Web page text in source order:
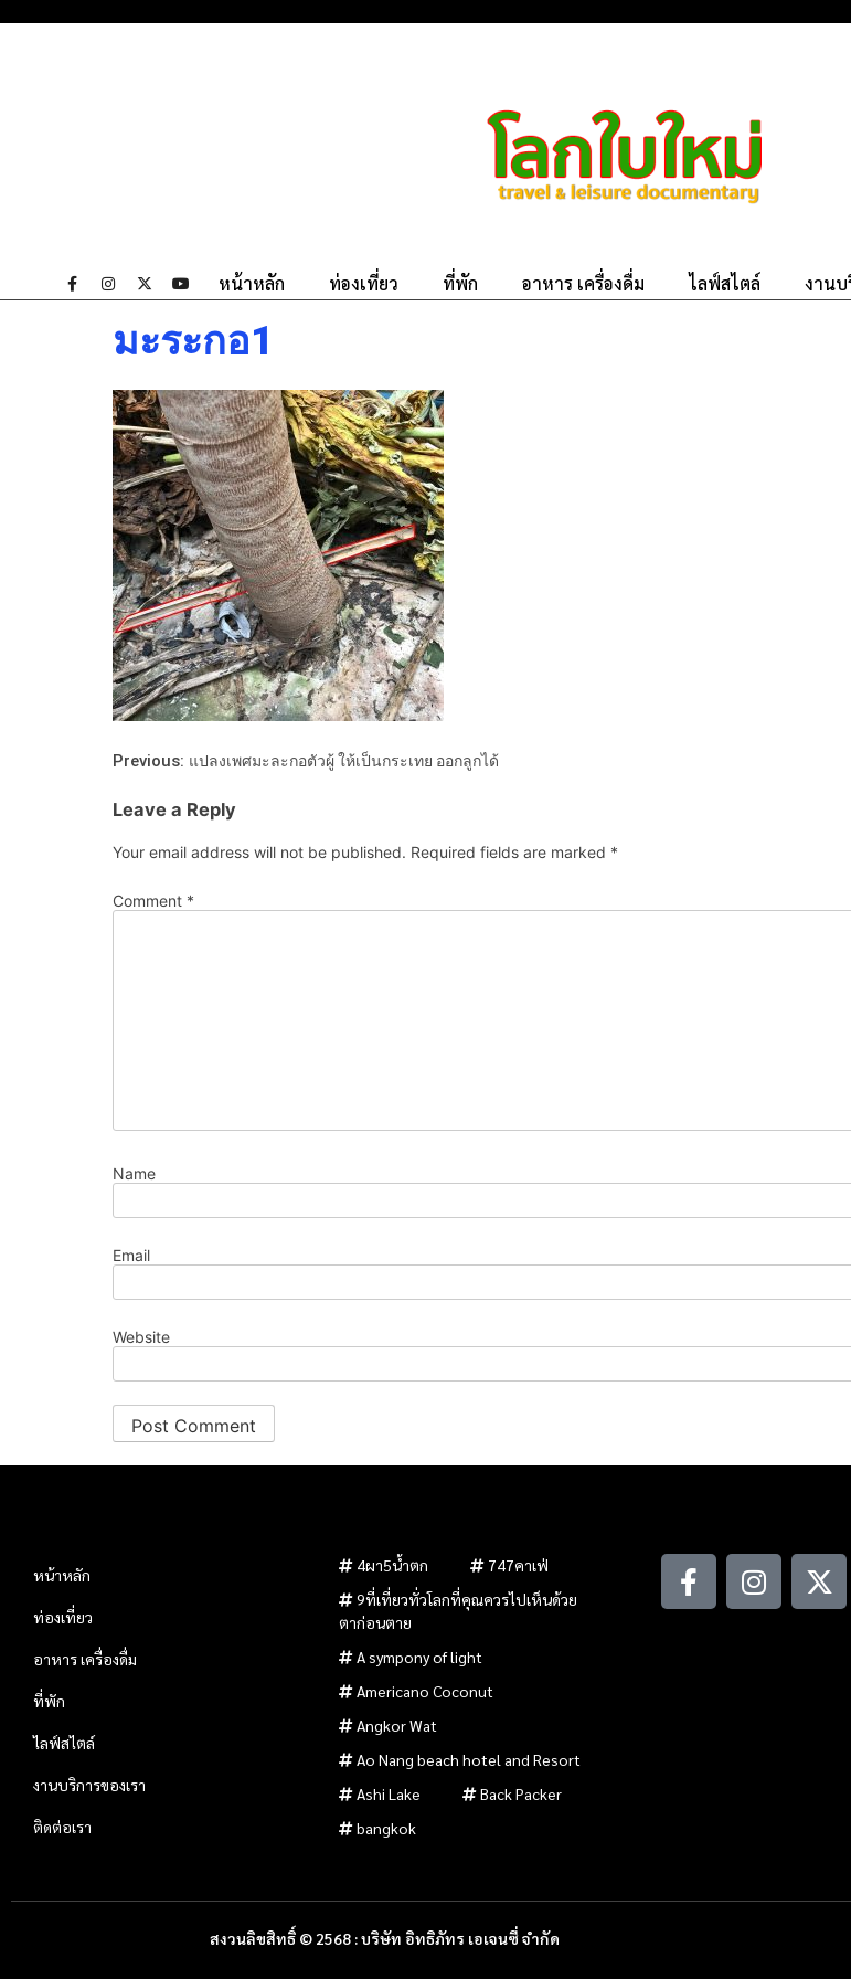
หน้าหลัก ท่องเที่ยว ที่พัก อาหาร เครื่องดื่ม ไลฟ์สไตล์ งานบ
มะระกอ1
Previous: แปลงเพศมะละกอตัวผู้ ให้เป็นกระเทย ออกลูกได้
Leave a Reply
Your email address will not be published. Required fields are marked *
Comment *
Name
Email
Website
หน้าหลัก
ท่องเที่ยว
อาหาร เครื่องดื่ม
ที่พัก
ไลฟ์สไตล์
งานบริการของเรา
ติดต่อเรา
4ผา5น้ำตก
747คาเฟ่
9ที่เที่ยวทั่วโลกที่คุณควรไปเห็นด้วย
ตาก่อนตาย
A sympony of light
Americano Coconut
Angkor Wat
Ao Nang beach hotel and Resort
Ashi Lake
Back Packer
bangkok
สงวนลิขสิทธิ์ © 2568 : บริษัท อิทธิภัทร เอเจนซี่ จำกัด